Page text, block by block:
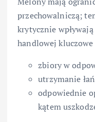
przechowalniczą;
krytycznie
handlowej kluczowe
zbiory w
utrzymanie
odpowiednie
kątem